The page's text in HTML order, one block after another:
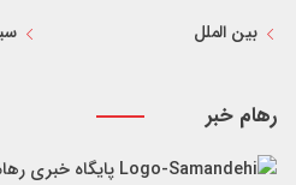
بین الملل
رهام خبر
پایگاه خبری